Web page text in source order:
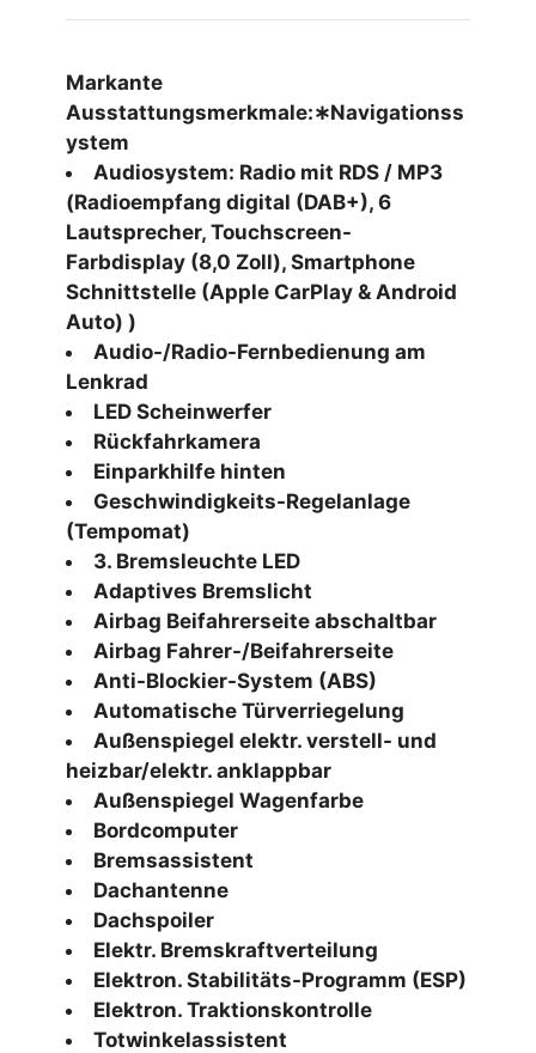
Markante
Ausstattungsmerkmale:∗Navigationss
ystem
Audiosystem: Radio mit RDS / MP3
(Radioempfang digital (DAB+), 6
Lautsprecher, Touchscreen-
Farbdisplay (8,0 Zoll), Smartphone
Schnittstelle (Apple CarPlay & Android
Auto) )
Audio-/Radio-Fernbedienung am
Lenkrad
LED Scheinwerfer
Rückfahrkamera
Einparkhilfe hinten
Geschwindigkeits-Regelanlage
(Tempomat)
3. Bremsleuchte LED
Adaptives Bremslicht
Airbag Beifahrerseite abschaltbar
Airbag Fahrer-/Beifahrerseite
Anti-Blockier-System (ABS)
Automatische Türverriegelung
Außenspiegel elektr. verstell- und
heizbar/elektr. anklappbar
Außenspiegel Wagenfarbe
Bordcomputer
Bremsassistent
Dachantenne
Dachspoiler
Elektr. Bremskraftverteilung
Elektron. Stabilitäts-Programm (ESP)
Elektron. Traktionskontrolle
Totwinkelassistent